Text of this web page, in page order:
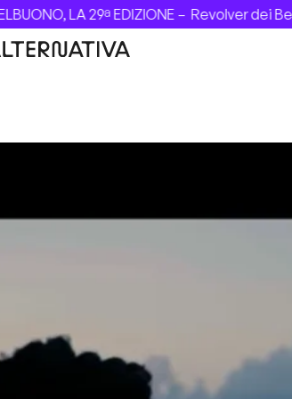
–Revolver dei Beatles compie 60